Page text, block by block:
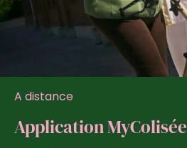
A distance
Application MyColisée